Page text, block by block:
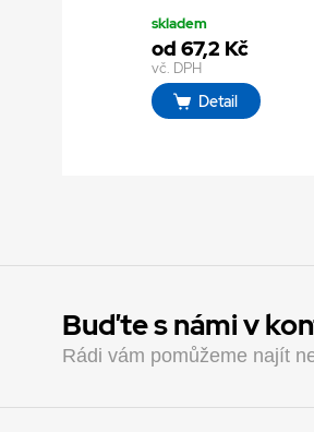
skladem
od 67,2 Kč
vč. DPH
Detail
Buďte s námi v
Rádi vám pomůžeme najít